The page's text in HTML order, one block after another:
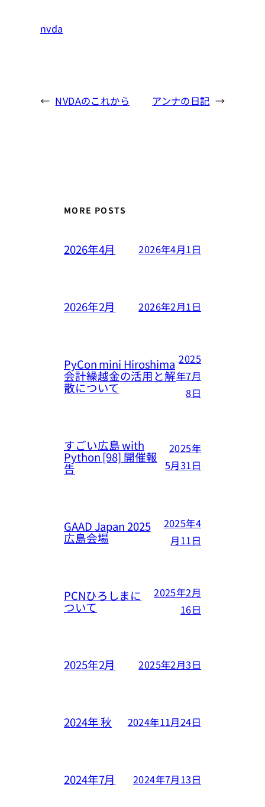
nvda
← NVDAのこれから アンナの日記 →
MORE POSTS
2026年4月 2026年4月1日
2026年2月 2026年2月1日
PyCon mini Hiroshima
会計繰越金の活用と解
散について
2025
年7月
8日
すごい広島 with
Python [98] 開催報
告
2025年
5月31日
GAAD Japan 2025
広島会場
2025年4
月11日
PCNひろしまに
ついて
2025年2月
16日
2025年2月 2025年2月3日
2024年 秋 2024年11月24日
2024年7月 2024年7月13日